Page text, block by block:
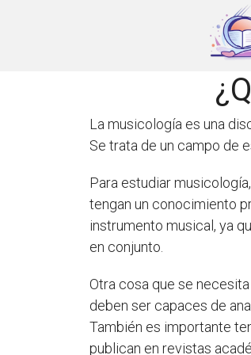
La musicología es una
Se trata de un campo de
Para estudiar
tengan un conocimiento
instrumento musical, ya
en conjunto.
Otra cosa que se
deben ser capaces de
También es importante
publican en revistas